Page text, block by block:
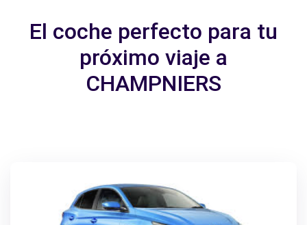
El coche perfecto para tu
próximo viaje a
CHAMPNIERS